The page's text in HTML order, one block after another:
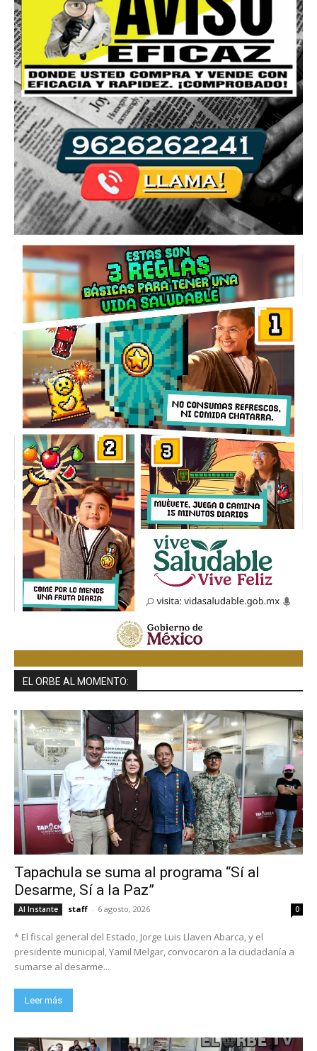
EL ORBE AL MOMENTO:
Tapachula se suma al programa “Sí al
Desarme, Sí a la Paz”
Al Instante staff - 6 agosto, 2026 0
* El fiscal general del Estado, Jorge Luis Llaven Abarca, y el
presidente municipal, Yamil Melgar, convocaron a la ciudadanía a
sumarse al desarme...
Leer más